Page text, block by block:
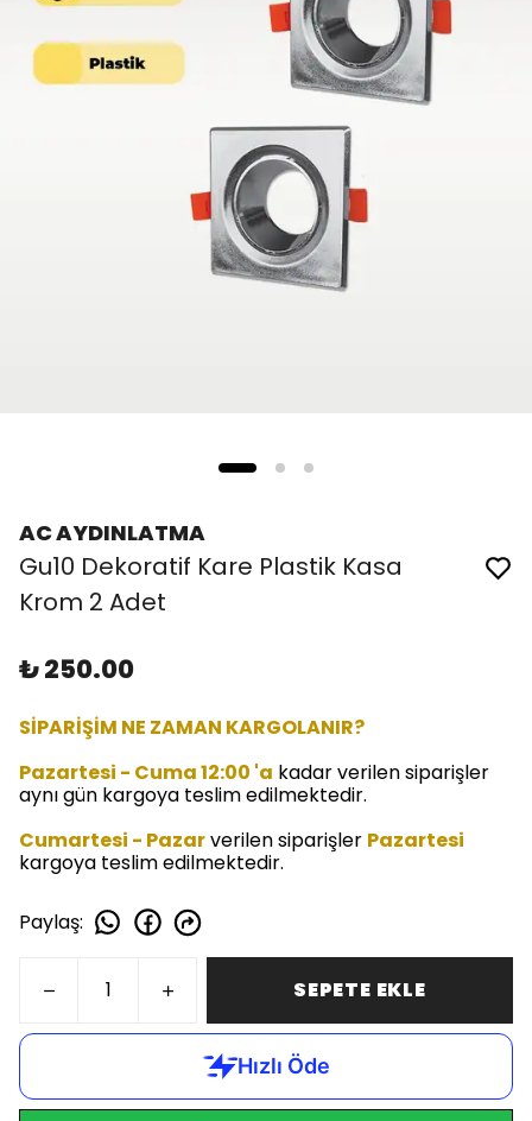
AC AYDINLATMA
Gu10 Dekoratif Kare Plastik Kasa
Krom 2 Adet
₺ 250.00
SİPARİŞİM NE ZAMAN KARGOLANIR?
Pazartesi - Cuma 12:00 'a kadar verilen siparişler
aynı gün kargoya teslim edilmektedir.
Cumartesi - Pazarverilen siparişler Pazartesi
kargoya teslim edilmektedir.
Paylaş:
SEPETE EKLE